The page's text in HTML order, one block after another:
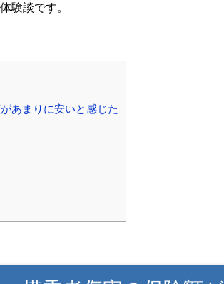
験談です。
あまりに安いと感じた